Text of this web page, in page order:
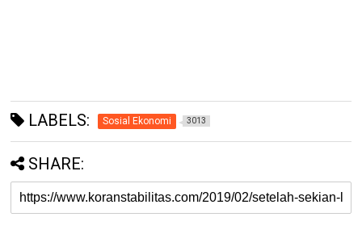
LABELS: Sosial Ekonomi 3013
SHARE: